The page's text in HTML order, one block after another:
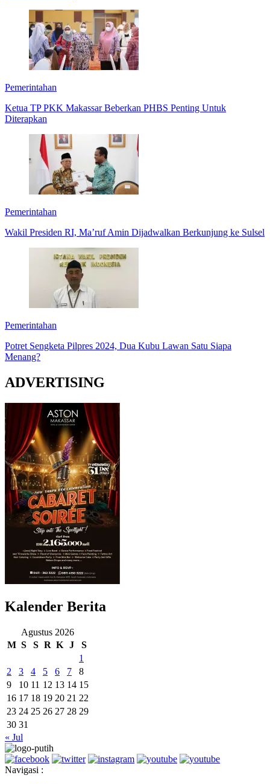
Pemerintahan
Ketua TP PKK Makassar Beberkan PHBS Penting Untuk
Diterapkan
Pemerintahan
Wakil Presiden RI, Ma’ruf Amin Dijadwalkan Berkunjung ke Sulsel
Pemerintahan
Potret Sengketa Pilpres 2024, Dua Kubu Lawan Satu Siapa
Menang?
ADVERTISING
Kalender Berita
Agustus 2026
M S S R K J
S
1
2
3 4 5 6 7
8
9
10 11 12 13 14 15
16 17 18 19 20 21 22
23 24 25 26 27 28 29
30 31
« Jul
Navigasi :